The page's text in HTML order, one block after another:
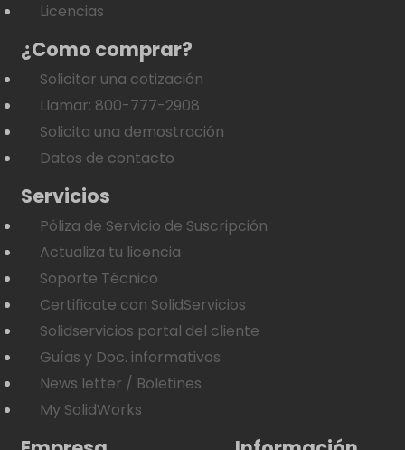
Licencias
¿Como comprar?
Solicitar una cotización
Llamar: 800-777-2908
Solicita una demostración
Datos de contacto
Servicios
Póliza de Servicio de Suscripción
Actualiza tu licencia
Soporte Técnico
Certificate con SolidServicios
Solidservicios portal del cliente
Guías y Doc. informativos
News letter / Boletines
My SolidWorks